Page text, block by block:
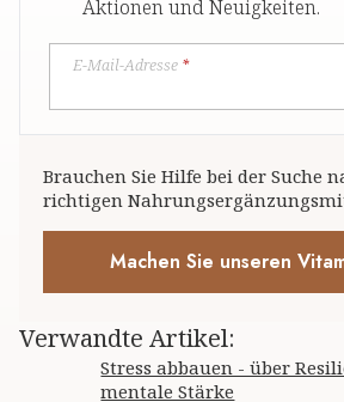
Aktionen und Neuigkeiten.
E-Mail-Adresse *
Brauchen Sie Hilfe bei der Suche
richtigen
Machen Sie unseren
Verwandte Artikel:
Stress abbauen - über
mentale Stärke